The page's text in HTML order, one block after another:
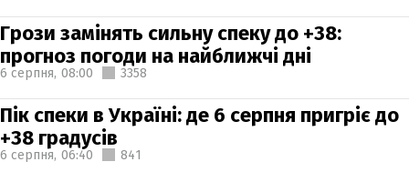
Грози замінять сильну спеку до +38:
прогноз погоди на найближчі дні
6 серпня, 08:00 3358
Пік спеки в Україні: де 6 серпня пригріє до
+38 градусів
6 серпня, 06:40 841